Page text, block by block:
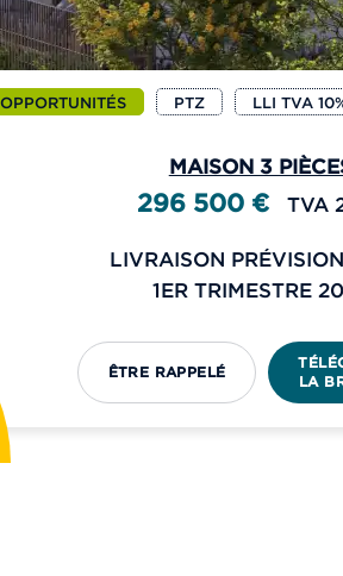
PTZ LLI TVA
MAISON 3
296 500 € TVA
LIVRAISON
1ER TRIMESTRE
ÊTRE RAPPELÉ
LA